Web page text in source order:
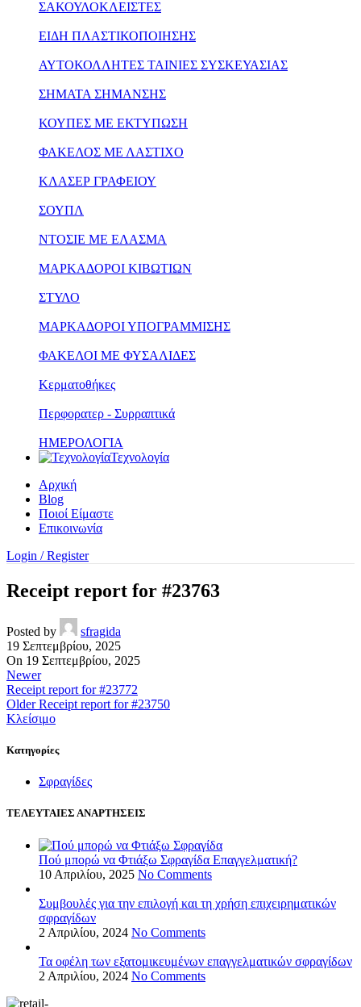
ΣΑΚΟΥΛΟΚΛΕΙΣΤΕΣ
ΕΙΔΗ ΠΛΑΣΤΙΚΟΠΟΙΗΣΗΣ
ΑΥΤΟΚΟΛΛΗΤΕΣ ΤΑΙΝΙΕΣ ΣΥΣΚΕΥΑΣΙΑΣ
ΣΗΜΑΤΑ ΣΗΜΑΝΣΗΣ
ΚΟΥΠΕΣ ΜΕ ΕΚΤΥΠΩΣΗ
ΦΑΚΕΛΟΣ ΜΕ ΛΑΣΤΙΧΟ
ΚΛΑΣΕΡ ΓΡΑΦΕΙΟΥ
ΣΟΥΠΛ
ΝΤΟΣΙΕ ΜΕ ΕΛΑΣΜΑ
ΜΑΡΚΑΔΟΡΟΙ ΚΙΒΩΤΙΩΝ
ΣΤΥΛΟ
ΜΑΡΚΑΔΟΡΟΙ ΥΠΟΓΡΑΜΜΙΣΗΣ
ΦΑΚΕΛΟΙ ΜΕ ΦΥΣΑΛΙΔΕΣ
Κερματοθήκες
Περφορατερ - Συρραπτικά
ΗΜΕΡΟΛΟΓΙΑ
Τεχνολογία
Αρχική
Blog
Ποιοί Είμαστε
Επικοινωνία
Login / Register
Receipt report for #23763
Posted by
sfragida
19 Σεπτεμβρίου, 2025
On 19 Σεπτεμβρίου, 2025
Newer
Receipt report for #23772
Older Receipt report for #23750
Κλείσιμο
Kατηγορίες
Σφραγίδες
ΤΕΛΕΥΤΑΙΕΣ ΑΝΑΡΤΗΣΕΙΣ
Πού μπορώ να Φτιάξω Σφραγίδα Επαγγελματική?
10 Απριλίου, 2025 No Comments
Συμβουλές για την επιλογή και τη χρήση επιχειρηματικών
σφραγίδων
2 Απριλίου, 2024 No Comments
Τα οφέλη των εξατομικευμένων επαγγελματικών σφραγίδων
2 Απριλίου, 2024 No Comments